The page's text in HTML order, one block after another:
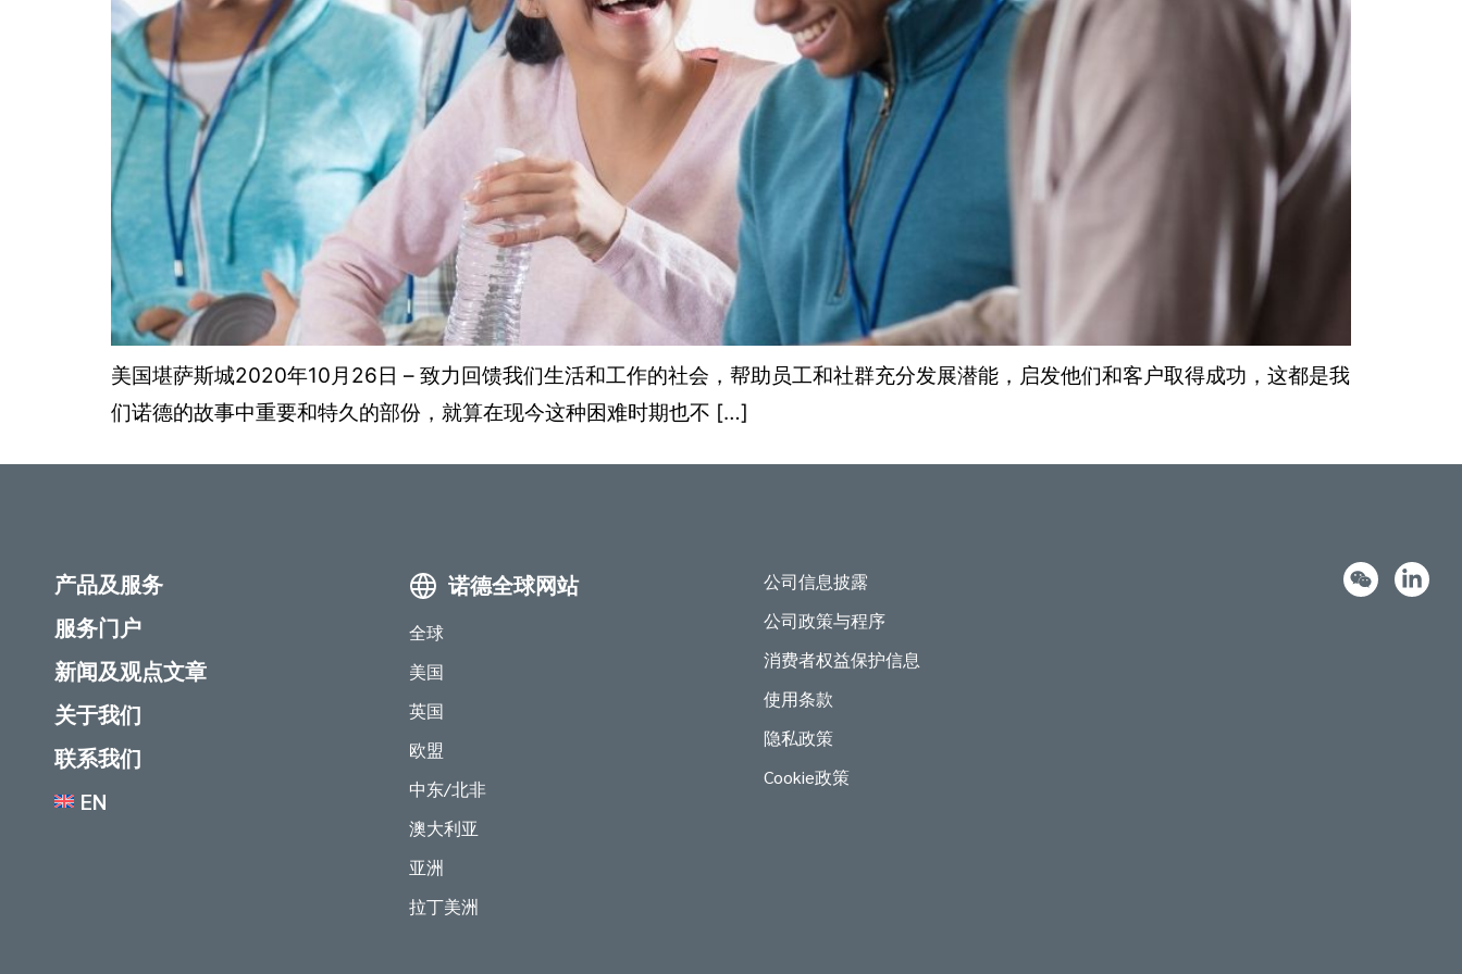
美国堪萨斯城2020年10月26日 – 致力回馈我们生活和工作的社会，帮助员工和社群充分发展潜能，启发他们和客户取得成功，这都是我
们诺德的故事中重要和特久的部份，就算在现今这种困难时期也不 […]
产品及服务
服务门户
新闻及观点文章
关于我们
联系我们
EN
诺德全球网站
全球
美国
英国
欧盟
中东/北非
澳大利亚
亚洲
拉丁美洲
公司信息披露
公司政策与程序
消费者权益保护信息
使用条款
隐私政策
Cookie政策